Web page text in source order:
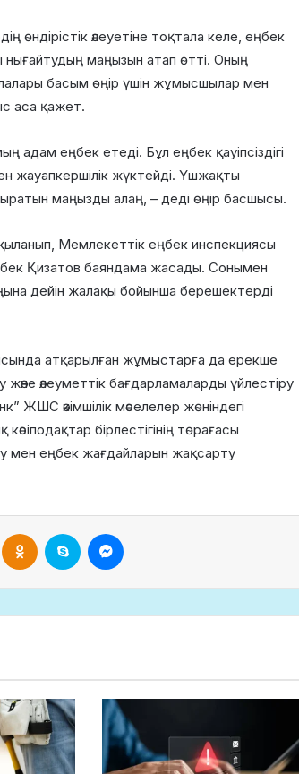
өндірістік әлеуетіне тоқтала келе, еңбек
нығайтудың маңызын атап өтті. Оның
басым өңір үшін жұмысшылар мен
аса қажет.
адам еңбек етеді. Бұл еңбек қауіпсіздігі
жауапкершілік жүктейді. Үшжақты
маңызды алаң, – деді өңір басшысы.
Мемлекеттік еңбек инспекциясы
Қизатов баяндама жасады. Сонымен
дейін жалақы бойынша берешектерді
атқарылған жұмыстарға да ерекше
әлеуметтік бағдарламаларды үйлестіру
әкімшілік мәселелер жөніндегі
бірлестігінің төрағасы
мен еңбек жағдайларын жақсарту
VKontakteOdnoklassniki
Skype